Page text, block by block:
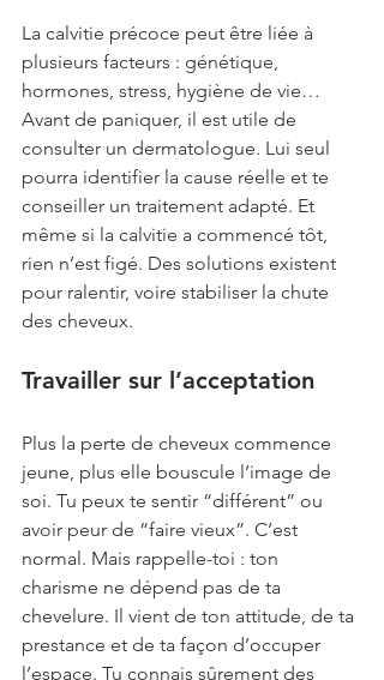
La calvitie précoce peut être liée à
plusieurs facteurs : génétique,
hormones, stress, hygiène de vie…
Avant de paniquer, il est utile de
consulter un dermatologue. Lui seul
pourra identifier la cause réelle et te
conseiller un traitement adapté. Et
même si la calvitie a commencé tôt,
rien n’est figé. Des solutions existent
pour ralentir, voire stabiliser la chute
des cheveux.
Travailler sur l’acceptation
Plus la perte de cheveux commence
jeune, plus elle bouscule l’image de
soi. Tu peux te sentir “différent” ou
avoir peur de “faire vieux”. C’est
normal. Mais rappelle-toi : ton
charisme ne dépend pas de ta
chevelure. Il vient de ton attitude, de ta
prestance et de ta façon d’occuper
l’espace. Tu connais sûrement des